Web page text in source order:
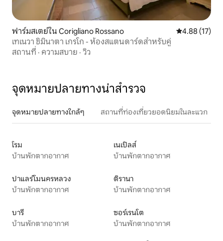
ฟาร์มสเตย์ใน Corigliano Rossano คะแนนเฉลี่ย
4.88 (17)
เทเนวา ชิมินาตา เกรโก - ห้องสแตนดาร์ดสำหรับคู่
สถานที่ · ความสบาย · วิว
จุดหมายปลายทางน่าสำรวจ
จุดหมายปลายทางใกล้ๆ สถานที่ท่องเที่ยวยอดนิยมในละแวก
โรม
บ้านพักตากอากาศ
เนเปิลส์
บ้านพักตากอากาศ
ปาแลร์โมนครหลวง
บ้านพักตากอากาศ
ติรานา
บ้านพักตากอากาศ
บารี
บ้านพักตากอากาศ
ซอร์เรนโต
บ้านพักตากอากาศ